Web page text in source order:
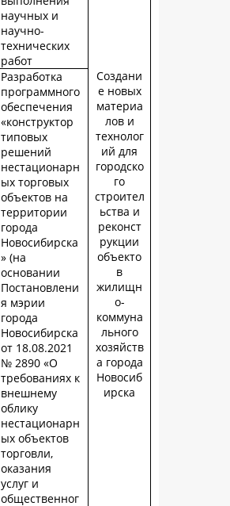
научных и
научно-
технических
работ
Создани
е новых
материа
лов и
технолог
ий для
городско
го
строител
ьства и
реконст
рукции
объекто
в
жилищн
о-
коммуна
льного
хозяйств
а города
Новосиб
ирска
Разработка
программного
обеспечения
«конструктор
типовых
решений
нестационарн
ых торговых
объектов на
территории
города
Новосибирска
» (на
основании
Постановлени
я мэрии
города
Новосибирска
от 18.08.2021
№ 2890 «О
требованиях к
внешнему
облику
нестационарн
ых объектов
торговли,
оказания
услуг и
общественног